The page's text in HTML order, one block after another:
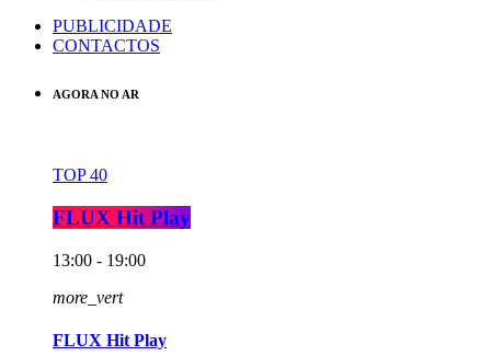
PUBLICIDADE
CONTACTOS
AGORA NO AR
TOP 40
FLUX Hit Play
13:00 - 19:00
more_vert
FLUX Hit Play